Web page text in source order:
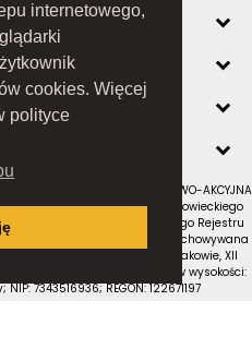
internetowego,
cookies. Więcej
polityce
SPÓŁKA KOMANDYTOWO-AKCYJNA
i adres do doręczeń: ul. Wiśniowieckiego
Przedsiębiorców Krajowego Rejestru
sąd rejestrowy, w którym przechowywana
dla Krakowa-Śródmieścia w Krakowie, XII
Sądowego; kapitał zakładowy w wysokości:
7343516936; REGON: 122671197